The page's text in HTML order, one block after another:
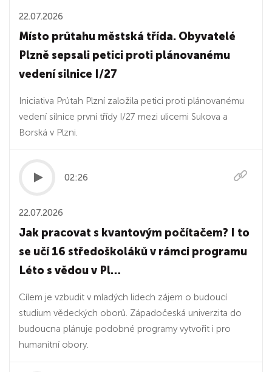
22.07.2026
Místo průtahu městská třída. Obyvatelé
Plzně sepsali petici proti plánovanému
vedení silnice I/27
Iniciativa Průtah Plzní založila petici proti plánovanému
vedení silnice první třídy I/27 mezi ulicemi Sukova a
Borská v Plzni.
02:26
22.07.2026
Jak pracovat s kvantovým počítačem? I to
se učí 16 středoškoláků v rámci programu
Léto s vědou v Pl…
Cílem je vzbudit v mladých lidech zájem o budoucí
studium vědeckých oborů. Západočeská univerzita do
budoucna plánuje podobné programy vytvořit i pro
humanitní obory.